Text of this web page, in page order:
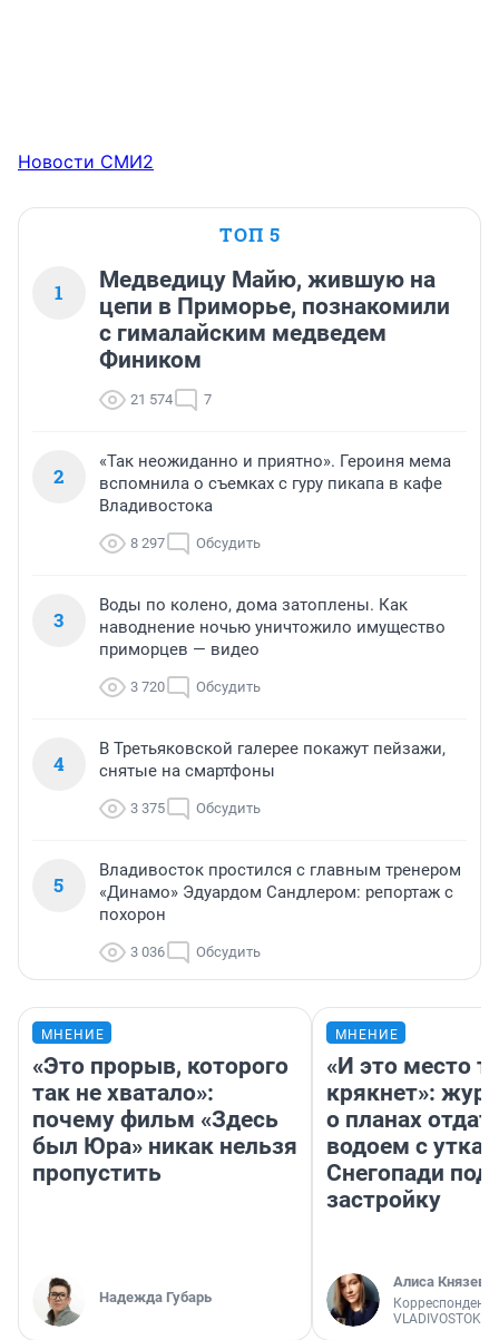
Новости СМИ2
ТОП 5
1
Медведицу Майю, жившую на
цепи в Приморье, познакомили
с гималайским медведем
Фиником
21 574 7
2
«Так неожиданно и приятно». Героиня мема
вспомнила о съемках с гуру пикапа в кафе
Владивостока
8 297 Обсудить
3
Воды по колено, дома затоплены. Как
наводнение ночью уничтожило имущество
приморцев — видео
3 720 Обсудить
4
В Третьяковской галерее покажут пейзажи,
снятые на смартфоны
3 375 Обсудить
5
Владивосток простился с главным тренером
«Динамо» Эдуардом Сандлером: репортаж с
похорон
3 036 Обсудить
МНЕНИЕ
«Это прорыв, которого
так не хватало»:
почему фильм «Здесь
был Юра» никак нельзя
пропустить
Надежда Губарь
МНЕНИЕ
«И это место
крякнет»:
о планах
водоем с
Снегопади под
застройку
Алиса Князева
Корреспондент